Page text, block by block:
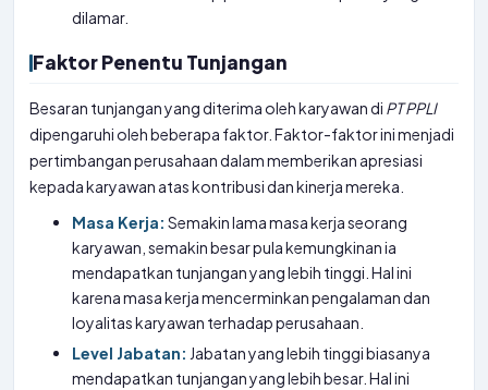
dilamar.
Faktor Penentu Tunjangan
Besaran tunjangan yang diterima oleh karyawan di PTPPLI
dipengaruhi oleh beberapa faktor. Faktor-faktor ini menjadi
pertimbangan perusahaan dalam memberikan apresiasi
kepada karyawan atas kontribusi dan kinerja mereka.
Masa Kerja: Semakin lama masa kerja seorang
karyawan, semakin besar pula kemungkinan ia
mendapatkan tunjangan yang lebih tinggi. Hal ini
karena masa kerja mencerminkan pengalaman dan
loyalitas karyawan terhadap perusahaan.
Level Jabatan: Jabatan yang lebih tinggi biasanya
mendapatkan tunjangan yang lebih besar. Hal ini